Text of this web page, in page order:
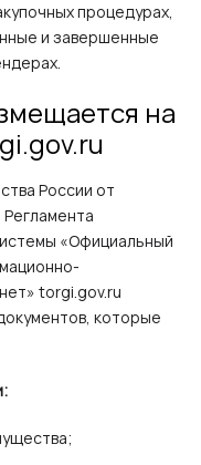
процедурах,
и завершенные
на
России от
«Официальный
torgi.gov.ru
которые